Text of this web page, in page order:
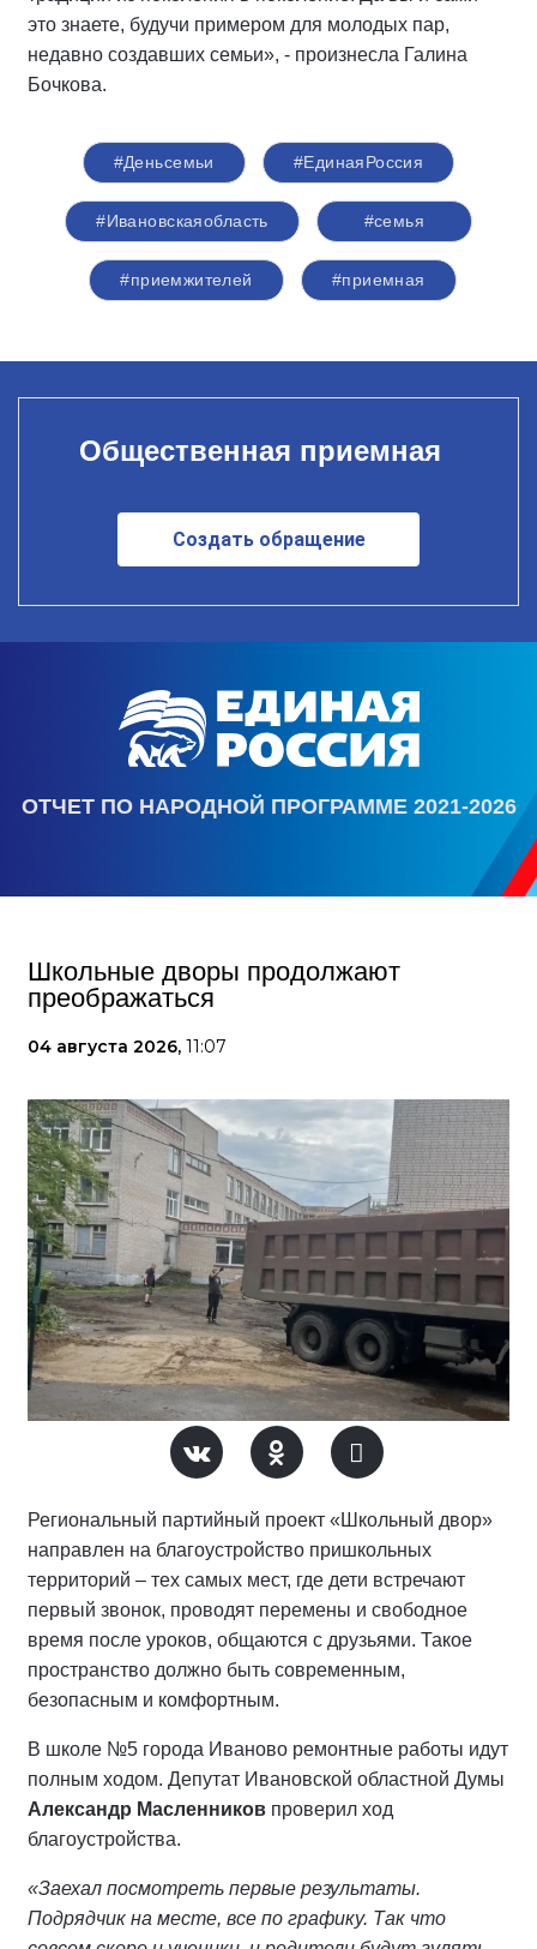
это знаете, будучи примером для молодых пар,
недавно создавших семьи», - произнесла Галина
Бочкова.
#Деньсемьи #ЕдинаяРоссия
#Ивановскаяобласть #семья
#приемжителей #приемная
Общественная приемная
Создать обращение
ОТЧЕТ ПО НАРОДНОЙ ПРОГРАММЕ 2021-2026
Школьные дворы продолжают
преображаться
04 августа 2026, 11:07
Региональный партийный проект «Школьный двор»
направлен на благоустройство пришкольных
территорий – тех самых мест, где дети встречают
первый звонок, проводят перемены и свободное
время после уроков, общаются с друзьями. Такое
пространство должно быть современным,
безопасным и комфортным.
В школе №5 города Иваново ремонтные работы идут
полным ходом. Депутат Ивановской областной Думы
Александр Масленников проверил ход
благоустройства.
«Заехал посмотреть первые результаты.
Подрядчик на месте, все по графику. Так что